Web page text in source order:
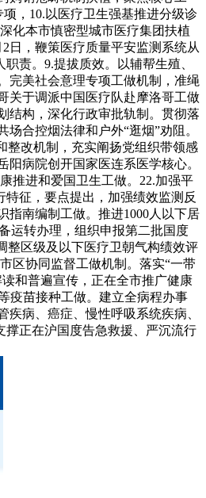
，10.以医疗卫生强基推进分级诊
化本市慎密型城市医疗集团扶植
日，鞭策医疗质量平安监测系统从
责。9.提拔质效。以辅帮生殖、
完美社会意理专项工做机制，准绳
关于调派中国医疗队赴摩洛哥工做
结构，深化行政审批轨制。贯彻落
合控烟法律和户外“逛烟”劝阻。
整改机制，充实阐扬党组织带领感
病院创开国家医连系医学核心。
推进和爱国卫生工做。22.加强平
征，要点提出，加强绩效监测反
指南编制工做。推进1000人以下居
运转办理，组织申报第二批国度
整区级及以下医疗卫朝气构绩效评
区协同监督工做机制。落实“一带
和普遍宣传，正在全市推广健康
疫苗接种工做。建立全病程办事
病、癌症、慢性呼吸系统疾病、
正在沪国度告急救援、严沉流行